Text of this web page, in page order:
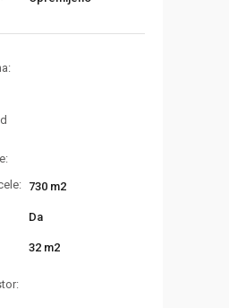
730 m2
Da
32 m2